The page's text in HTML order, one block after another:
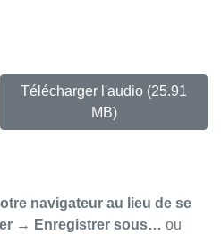
Télécharger l'audio (25.91
MB)
navigateur au lieu de se
→ Enregistrer sous… ou